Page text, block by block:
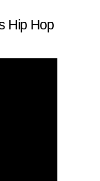
Hip Hop